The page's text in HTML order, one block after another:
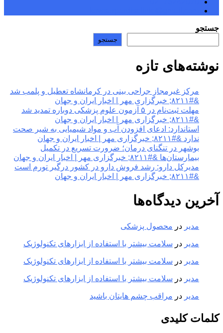
جستجو
جستجو
نوشته‌های تازه
مرکز غیرمجاز جراحی بینی در کرمانشاه تعطیل و پلمب شد
&#۸۲۱۱; خبرگزاری مهر | اخبار ایران و جهان
مهلت ثبت‌نام در ۵ آزمون علوم پزشکی دوباره تمدید شد
&#۸۲۱۱; خبرگزاری مهر | اخبار ایران و جهان
استاندارد: ادعای افزودن آب و مواد شیمیایی به شیر صحت
ندارد &#۸۲۱۱; خبرگزاری مهر | اخبار ایران و جهان
بوشهر در تنگنای درمان؛ ضرورت تسریع در تکمیل
بیمارستان‌ها &#۸۲۱۱; خبرگزاری مهر | اخبار ایران و جهان
مدیرکل دارو: رشد فروش دارو در کشور درگیر تورم است
&#۸۲۱۱; خبرگزاری مهر | اخبار ایران و جهان
آخرین دیدگاه‌ها
مدیر در محصول پزشکی
مدیر در سلامت بیشتر با استفاده از ابزارهای تکنولوژیک
مدیر در سلامت بیشتر با استفاده از ابزارهای تکنولوژیک
مدیر در سلامت بیشتر با استفاده از ابزارهای تکنولوژیک
مدیر در مراقب چشم هایتان باشید
کلمات کلیدی